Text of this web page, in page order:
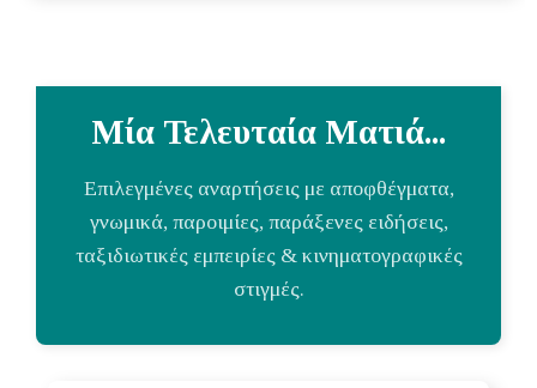
Μία Τελευταία Ματιά...
Επιλεγμένες αναρτήσεις με αποφθέγματα,
γνωμικά, παροιμίες, παράξενες ειδήσεις,
ταξιδιωτικές εμπειρίες & κινηματογραφικές
στιγμές.